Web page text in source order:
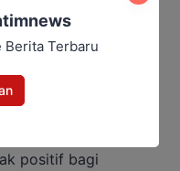
pembangunan
pelayanan publik,
positif bagi
Berita Terbaru